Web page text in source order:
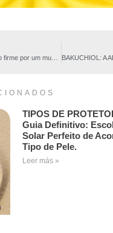
TIPOS DE
Guia Definitivo:
Solar Perfeito de
Tipo de Pele.
Leer más »